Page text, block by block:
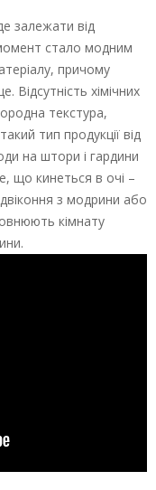
залежати від
стало модним
причому
Відсутність хімічних
текстура,
тип продукції від
на штори і гардини
що кинеться в очі –
з модрини або
кімнату